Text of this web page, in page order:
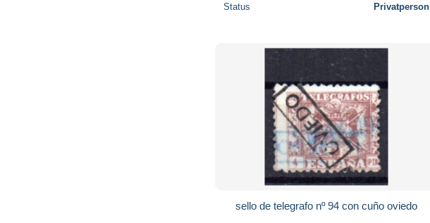
Status Privatperson
sello de telegrafo nº 94 con cuño oviedo